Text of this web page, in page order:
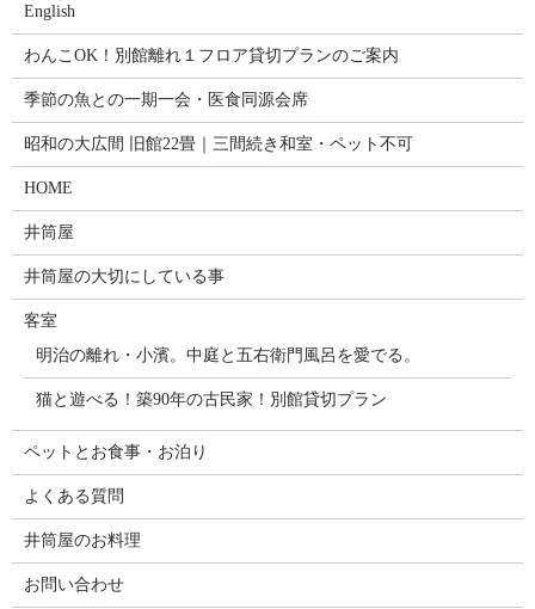
English
わんこOK！別館離れ１フロア貸切プランのご案内
季節の魚との一期一会・医食同源会席
昭和の大広間 旧館22畳｜三間続き和室・ペット不可
HOME
井筒屋
井筒屋の大切にしている事
客室
明治の離れ・小濱。中庭と五右衛門風呂を愛でる。
猫と遊べる！築90年の古民家！別館貸切プラン
ペットとお食事・お泊り
よくある質問
井筒屋のお料理
お問い合わせ